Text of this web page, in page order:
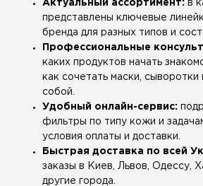
Актуальный ассортимент: в
представлены ключевые
бренда для разных типов и
Профессиональные
каких продуктов начать
как сочетать маски,
собой.
Удобный онлайн-сервис:
фильтры по типу кожи и
условия оплаты и доставки.
Быстрая доставка по всей
заказы в Киев, Львов, Одессу,
другие города.